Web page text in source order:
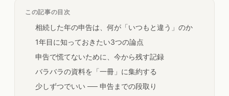
この記事の目次
相続した年の申告は、何が「いつもと違う」のか
1年目に知っておきたい3つの論点
申告で慌てないために、今から残す記録
バラバラの資料を「一冊」に集約する
少しずつでいい ── 申告までの段取り